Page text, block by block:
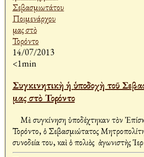
14/07/2013
<1min
Συγκινητικὴ ἡ ὑποδοχὴ τοῦ Σεβασμιωτάτου Ποιμενάρχου
μας στὸ Τορόντο
Μὲ συγκίνηση ὑποδέχτηκαν τὸν
Τορόντο, ὁ Σεβασμιώτατος
συνοδεία του, καὶ ὁ πολιὸς ἀγωνιστὴς